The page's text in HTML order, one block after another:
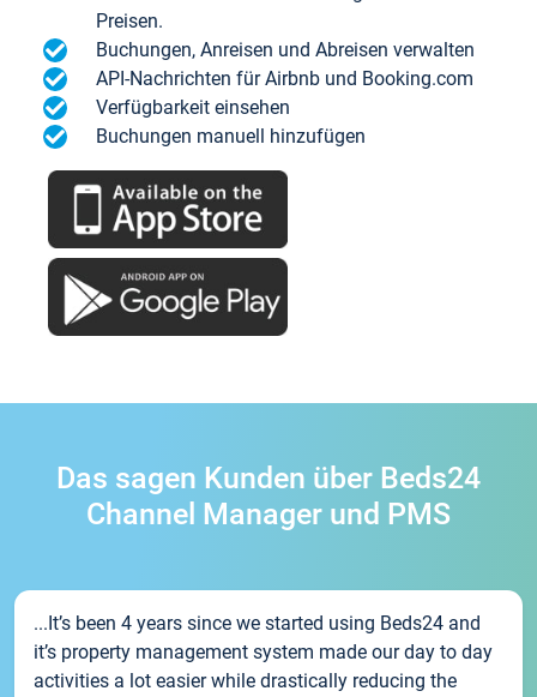
Preisen.
Buchungen, Anreisen und Abreisen verwalten
API-Nachrichten für Airbnb und Booking.com
Verfügbarkeit einsehen
Buchungen manuell hinzufügen
Das sagen Kunden über Beds24
Channel Manager und PMS
...It’s been 4 years since we started using Beds24 and
it’s property management system made our day to day
activities a lot easier while drastically reducing the